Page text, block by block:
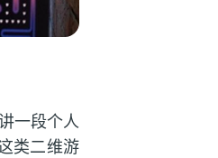
一段个人
类二维游